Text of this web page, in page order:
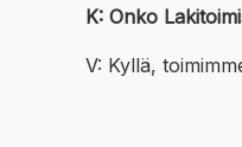
K: Onko
V: Kyllä,